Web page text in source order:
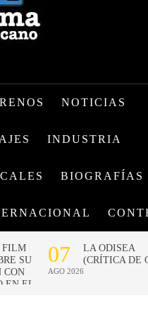
NOTICIAS
INDUSTRIA
BIOGRAFÍAS